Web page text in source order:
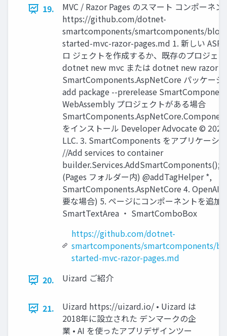
19.
MVC / Razor Pages のスマート コンポーネ
https://github.com/dotnet-
smartcomponents/smartcomponents/
started-mvc-razor-pages.md 1. 新しい
ロ ジェクトを作成するか、既存のプロジェ
dotnet new mvc または dotnet new razor 2.
SmartComponents.AspNetCore パッケー
add package --prerelease
WebAssembly プロジェクトがある場合
をインストール Developer Advocate ©︎
LLC. 3. SmartComponents をアプリケーシ
//Add services to container
builder.Services.AddSmartComponents();
(Pages フォルダー内) @addTagHelper *,
SmartComponents.AspNetCore 4. OpenAI
要な場合) 5. ページにコンポーネントを追加
SmartTextArea ・ SmartComboBox
https://github.com/dotnet-
smartcomponents/smartcomponents/
started-mvc-razor-pages.md
20.
Uizard ご紹介
21.
Uizard https://uizard.io/ • Uizard は
2018年に設立された デンマークの企
業 • AI を使ったアプリデザインツー